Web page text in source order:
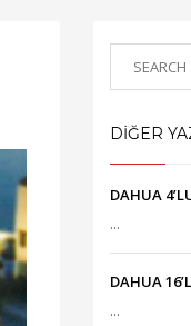
DIĞER
DAHUA
...
DAHUA
...